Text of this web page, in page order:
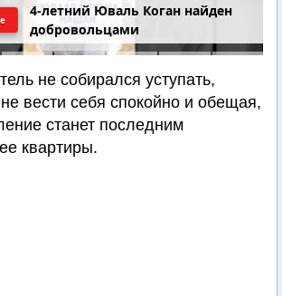
4-летний Юваль Коган найден
добровольцами
не собирался уступать,
вести себя спокойно и обещая,
станет последним
квартиры.